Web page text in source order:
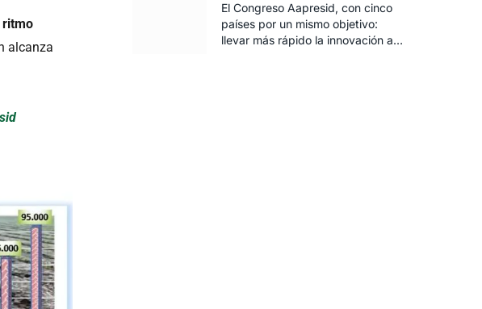
ritmo
alcanza
El Congreso Aapresid, con cinco
países por un mismo objetivo:
llevar más rápido la innovación al